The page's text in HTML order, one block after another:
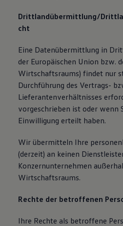
Drittlandübermittlung/
cht
Eine Datenübermittlung in
der Europäischen Union bzw.
Wirtschaftsraums) findet nur
Durchführung des Vertrags-
Lieferantenverhältnisses
vorgeschrieben ist oder wenn
Einwilligung erteilt haben.
Wir übermitteln Ihre
(derzeit) an keinen
Konzernunternehmen
Wirtschaftsraums.
Rechte der betroffenen
Ihre Rechte als betroffene